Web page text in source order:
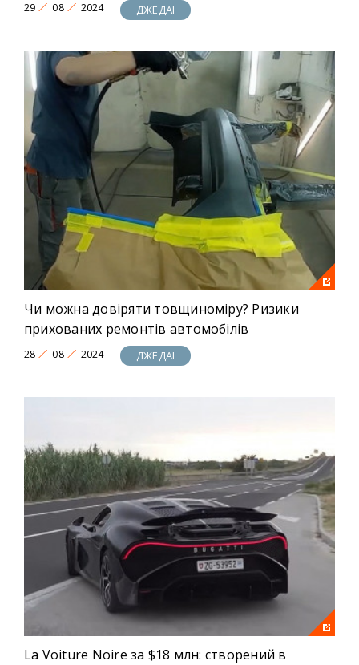
29 08 2024 ДЖЕДАІ
Чи можна довіряти товщиноміру? Ризики
прихованих ремонтів автомобілів
28 08 2024 ДЖЕДАІ
La Voiture Noire за $18 млн: створений в